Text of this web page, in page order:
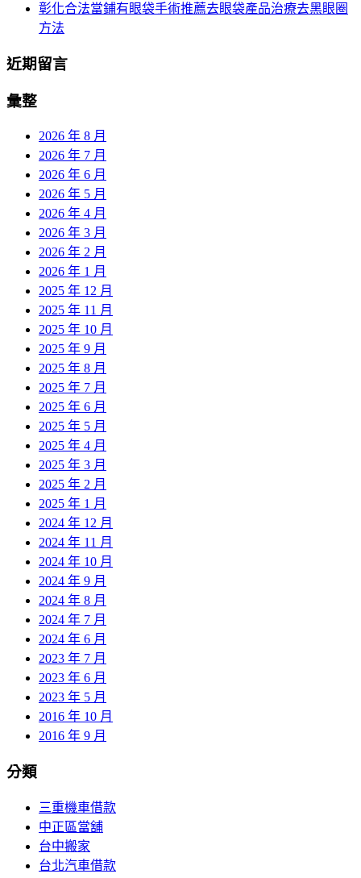
彰化合法當鋪有眼袋手術推薦去眼袋產品治療去黑眼圈
方法
近期留言
彙整
2026 年 8 月
2026 年 7 月
2026 年 6 月
2026 年 5 月
2026 年 4 月
2026 年 3 月
2026 年 2 月
2026 年 1 月
2025 年 12 月
2025 年 11 月
2025 年 10 月
2025 年 9 月
2025 年 8 月
2025 年 7 月
2025 年 6 月
2025 年 5 月
2025 年 4 月
2025 年 3 月
2025 年 2 月
2025 年 1 月
2024 年 12 月
2024 年 11 月
2024 年 10 月
2024 年 9 月
2024 年 8 月
2024 年 7 月
2024 年 6 月
2023 年 7 月
2023 年 6 月
2023 年 5 月
2016 年 10 月
2016 年 9 月
分類
三重機車借款
中正區當舖
台中搬家
台北汽車借款